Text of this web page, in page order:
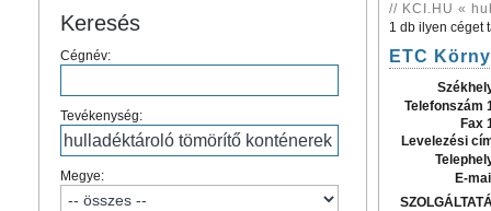
Keresés
Cégnév:
Tevékenység:
Megye:
// KCI.HU «
1 db ilyen céget
ETC
Telefonszám
Fax
Levelezési
E-